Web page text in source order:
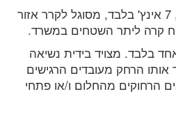
: המאוורר הקטן, 7 אינץ' בלבד, מסוגל לקרר אזור
קרה ליתר השטחים במשרד.
בלבד. מצויד בידית נשיאה
אותו הרחק מעובדים הרגישים
הרחוקים מהחלום ו/או פתחי